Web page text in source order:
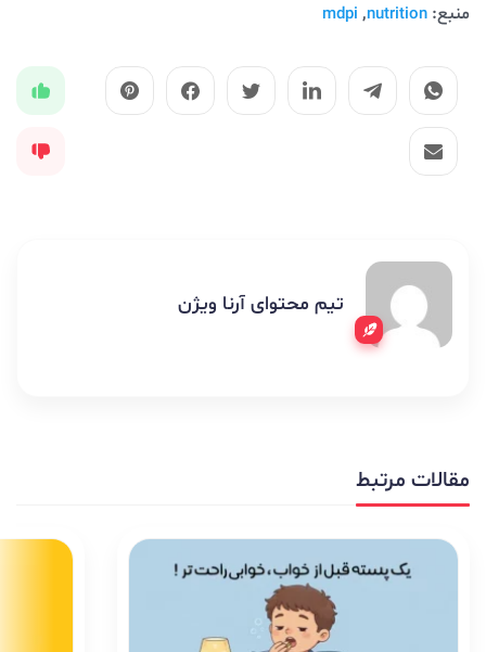
منبع: nutrition
,
mdpi
تیم محتوای آرنا ویژن
مقالات مرتبط